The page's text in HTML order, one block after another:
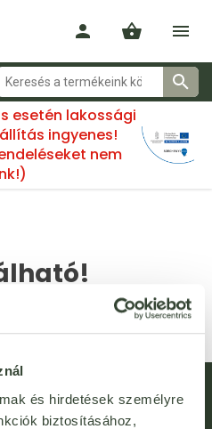
és hirdetések személyre
biztosításához,
esetén lakossági
ingyenes!
nem
nem található. Lehetséges,
(ÁSZF) Adatvédelem